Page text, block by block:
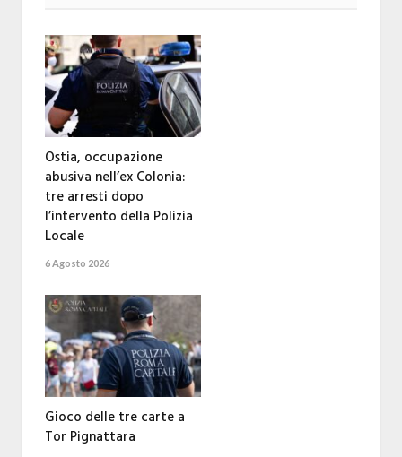
Ostia, occupazione
abusiva nell’ex Colonia:
tre arresti dopo
l’intervento della Polizia
Locale
6 Agosto 2026
Gioco delle tre carte a
Tor Pignattara